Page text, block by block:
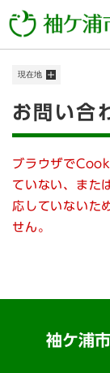
ー
現在地
本
お問い合
ブラウザで
ていない、また
応していないた
せん。
袖ケ浦